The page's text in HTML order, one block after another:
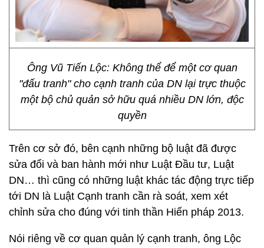
Ông Vũ Tiến Lộc: Không thể để một cơ quan
"đấu tranh" cho cạnh tranh của DN lại trực thuộc
một bộ chủ quản sở hữu quá nhiều DN lớn, độc
quyền
Trên cơ sở đó, bên cạnh những bộ luật đã được
sửa đổi và ban hành mới như Luật Đầu tư, Luật
DN… thì cũng có những luật khác tác động trực tiếp
tới DN là Luật Cạnh tranh cần rà soát, xem xét
chỉnh sửa cho đúng với tinh thần Hiến pháp 2013.
Nói riêng về cơ quan quản lý cạnh tranh, ông Lộc